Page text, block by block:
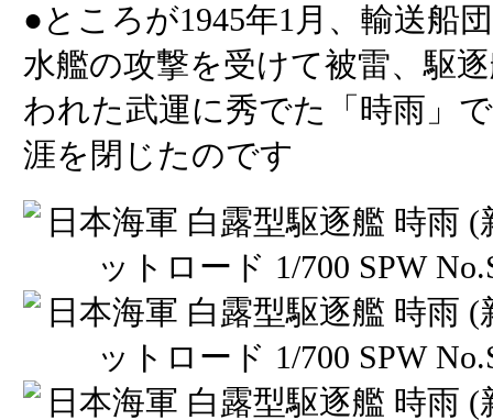
●ところが1945年1月、輸送船
水艦の攻撃を受けて被雷、駆
われた武運に秀でた「時雨」
涯を閉じたのです